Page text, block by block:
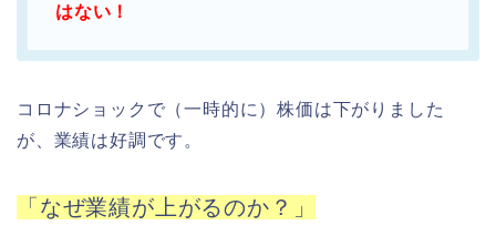
はない！
コロナショックで（一時的に）株価は下がりました
が、業績は好調です。
「なぜ業績が上がるのか？」